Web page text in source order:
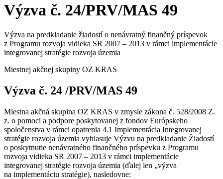
Výzva č. 24/PRV/MAS 49
Výzva na predkladanie žiadostí o nenávratný finančný príspevok
z Programu rozvoja vidieka SR 2007 – 2013 v rámci implementácie
integrovanej stratégie rozvoja územia
Miestnej akčnej skupiny OZ KRAS
Výzva č. 24 /PRV/MAS 49
Miestna akčná skupina OZ KRAS v zmysle zákona č. 528/2008 Z.
z. o pomoci a podpore poskytovanej z fondov Európskeho
spoločenstva v rámci opatrenia 4.1 Implementácia Integrovanej
stratégie rozvoja územia vyhlasuje Výzvu na predkladanie Žiadostí
o poskytnutie nenávratného finančného príspevku z Programu
rozvoja vidieka SR 2007 – 2013 v rámci implementácie
integrovanej stratégie rozvoja územia (ďalej len „výzva
na implementáciu stratégie), nasledovne: